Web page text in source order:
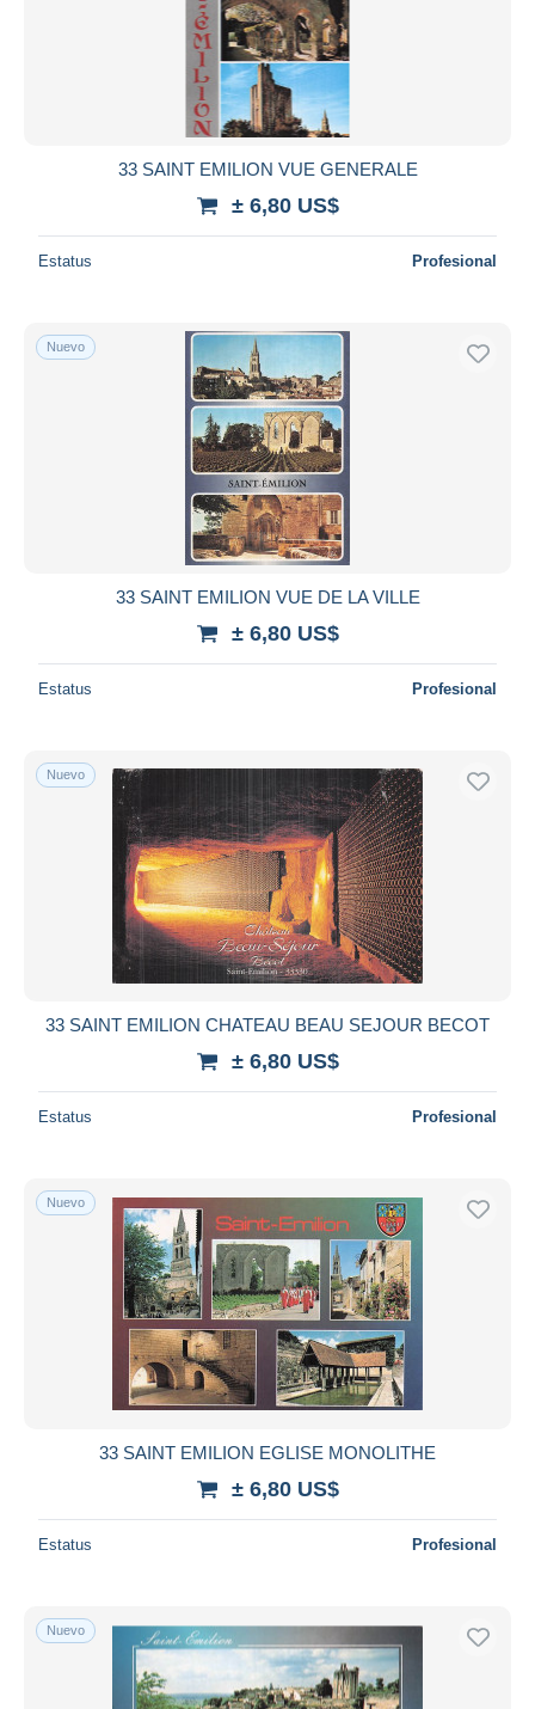
33 SAINT EMILION VUE GENERALE
± 6,80 US$
Estatus Profesional
Nuevo
33 SAINT EMILION VUE DE LA VILLE
± 6,80 US$
Estatus Profesional
Nuevo
33 SAINT EMILION CHATEAU BEAU SEJOUR BECOT
± 6,80 US$
Estatus Profesional
Nuevo
33 SAINT EMILION EGLISE MONOLITHE
± 6,80 US$
Estatus Profesional
Nuevo